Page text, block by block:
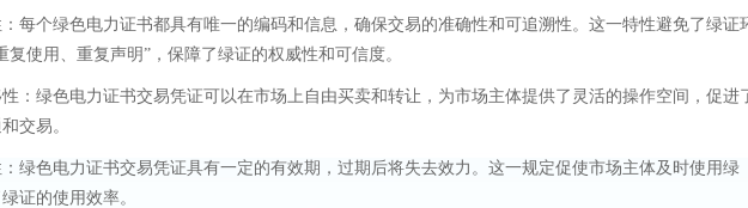
每个绿色电力证书都具有唯一的编码和信息，确保交易的准确性和可追溯性。这一特性避免了绿证
复使用、重复声明”，保障了绿证的权威性和可信度。
：绿色电力证书交易凭证可以在市场上自由买卖和转让，为市场主体提供了灵活的操作空间，促进
交易。
绿色电力证书交易凭证具有一定的有效期，过期后将失去效力。这一规定促使市场主体及时使用绿
证的使用效率。